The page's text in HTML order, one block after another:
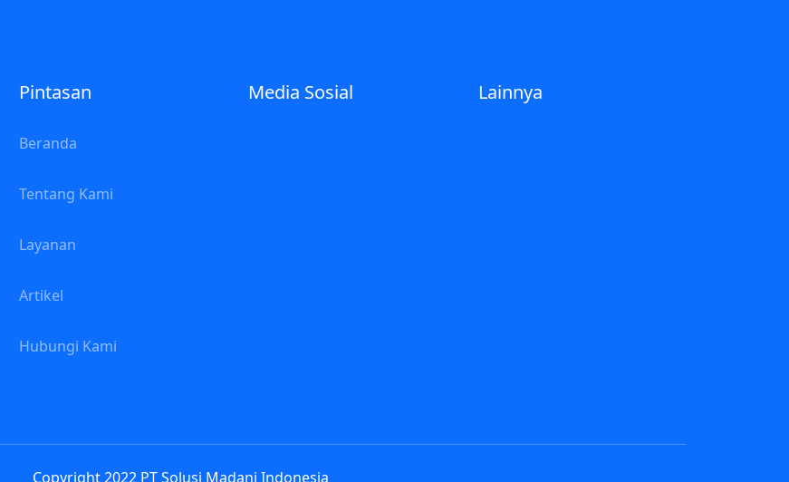
Pintasan
Beranda
Tentang Kami
Layanan
Artikel
Hubungi Kami
Media Sosial Lainnya
Copyright 2022 PT Solusi Madani Indonesia